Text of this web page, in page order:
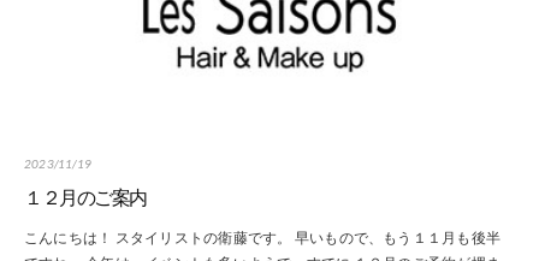
2023/11/19
１２月のご案内
こんにちは！ スタイリストの衛藤です。 早いもので、もう１１月も後半